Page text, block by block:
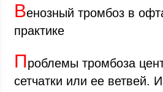
Венозный тромбоз в
практике
Проблемы тромбоза
сетчатки или ее ветвей.